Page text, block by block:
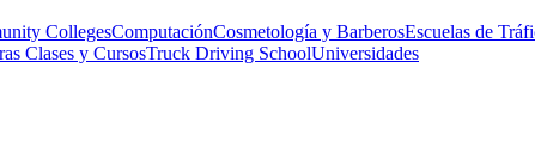
CollegesComputaciónCosmetología y BarberosEscuelas de
Clases y CursosTruck Driving SchoolUniversidades